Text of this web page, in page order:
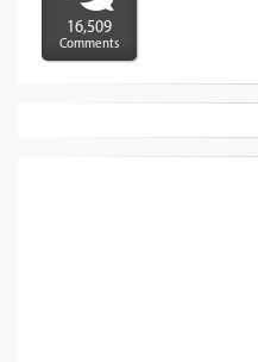
16,509
Comments